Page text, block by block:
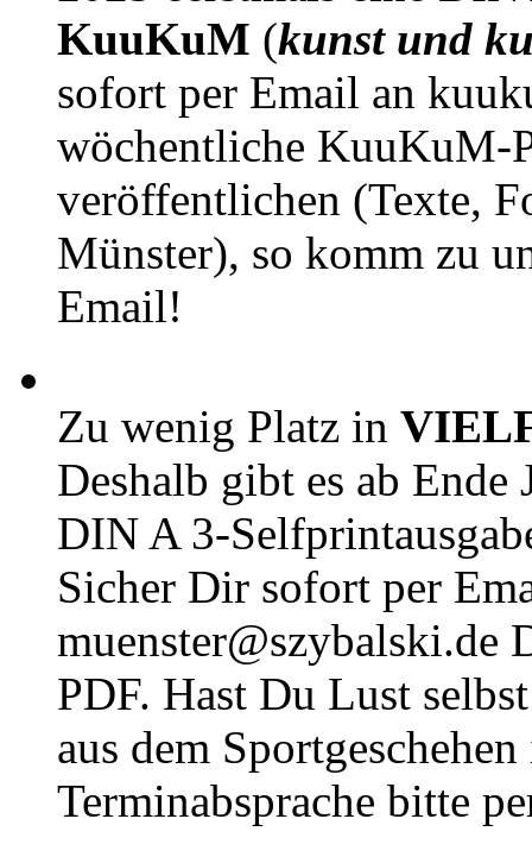
KuuKuM (kunst und
sofort per Email an
wöchentliche KuuKuM-
veröffentlichen (Texte,
Münster), so komm zu
Email!
Zu wenig Platz in
Deshalb gibt es ab Ende
DIN A 3-
Sicher Dir sofort per
muenster@szybalski.de
PDF. Hast Du Lust
aus dem
Terminabsprache bitte